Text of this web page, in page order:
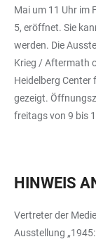
Mai um 11 Uhr im
5, eröffnet. Sie
werden. Die
Krieg / Aftermath
Heidelberg
gezeigt.
freitags von 9 bis
HINWEIS
Vertreter der
Ausstellung